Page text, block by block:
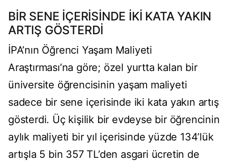
BİR SENE İÇERİSİNDE İKİ KATA YAKIN
ARTIŞ GÖSTERDİ
İPA’nın Öğrenci Yaşam Maliyeti
Araştırması’na göre; özel yurtta kalan bir
üniversite öğrencisinin yaşam maliyeti
sadece bir sene içerisinde iki kata yakın artış
gösterdi. Üç kişilik bir evdeyse bir öğrencinin
aylık maliyeti bir yıl içerisinde yüzde 134’lük
artışla 5 bin 357 TL’den asgari ücretin de